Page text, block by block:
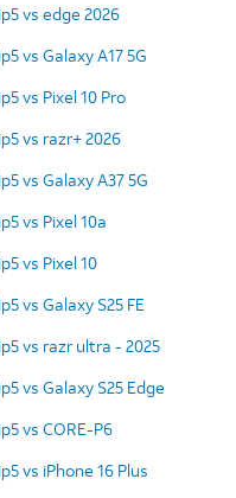
vs edge 2026
vs Galaxy A17 5G
vs Pixel 10 Pro
vs razr+ 2026
vs Galaxy A37 5G
vs Pixel 10a
vs Pixel 10
vs Galaxy S25 FE
vs razr ultra - 2025
vs Galaxy S25 Edge
vs CORE-P6
vs iPhone 16 Plus